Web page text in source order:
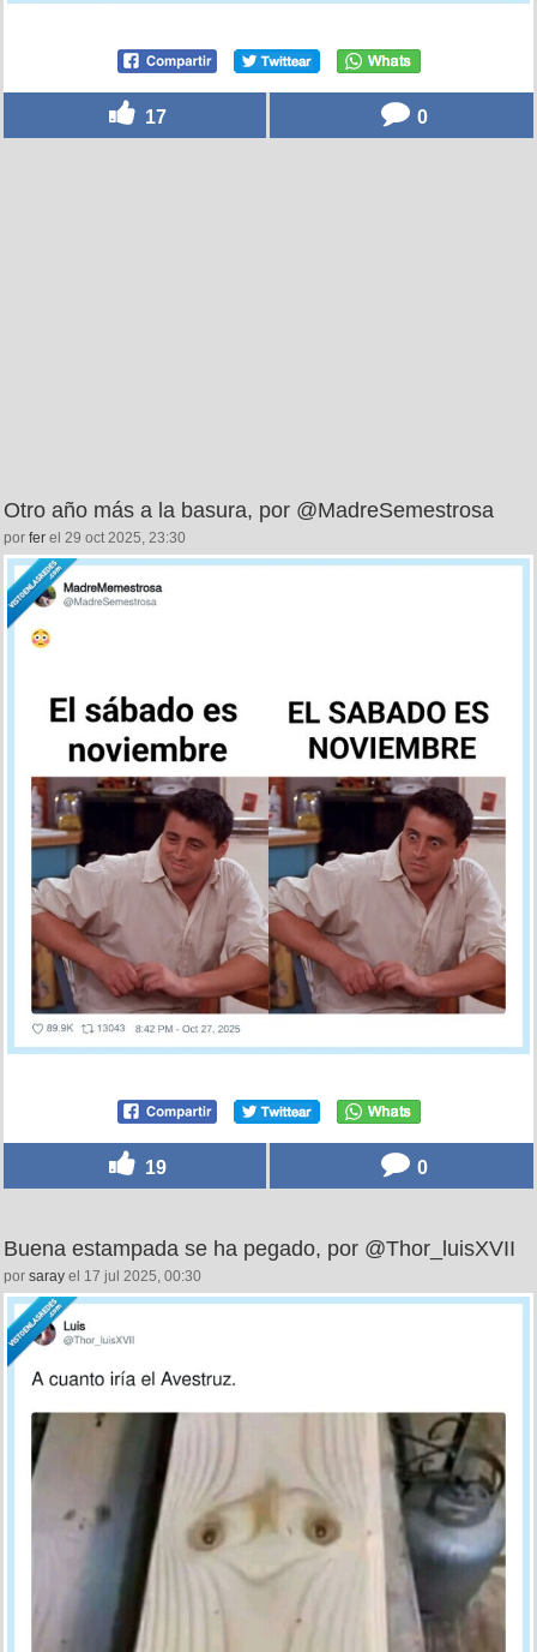
17 0
Otro año más a la basura, por @MadreSemestrosa
por fer el 29 oct 2025, 23:30
19 0
Buena estampada se ha pegado, por @Thor_luisXVII
por saray el 17 jul 2025, 00:30